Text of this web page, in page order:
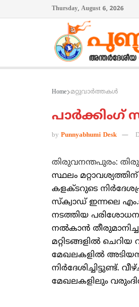
Thursday, August 6, 2026
Home മറ്റുവാര്‍ത്തകള്‍
പാര്‍ക്കിംഗ്
by Punnyabhumi Desk
തിരുവനന്തപുരം:
സ്ഥലം
കളക്ടറുടെ
സ്‌ക്വാഡ് ഇന്നലെ
നടത്തിയ
നല്‍കാന്‍
മറ്റിടങ്ങളില്‍ ചെറിയ
മേഖലകളില്‍
നിര്‍ദേശിച്ചിട്ടുണ്ട്.
മേഖലകളിലും